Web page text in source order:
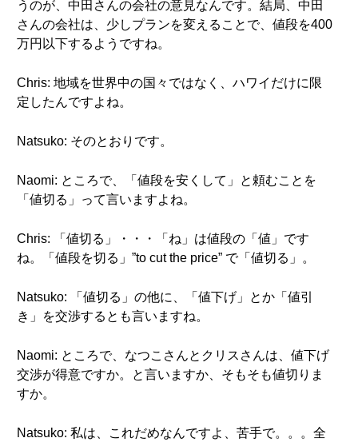
うのが、中田さんの会社の意見なんです。結局、中田
さんの会社は、少しプランを変えることで、値段を400
万円以下するようですね。
Chris: 地域を世界中の国々ではなく、ハワイだけに限
定したんですよね。
Natsuko: そのとおりです。
Naomi: ところで、「値段を安くして」と頼むことを
「値切る」って言いますよね。
Chris: 「値切る」・・・「ね」は値段の「値」です
ね。「値段を切る」”to cut the price” で「値切る」。
Natsuko: 「値切る」の他に、「値下げ」とか「値引
き」を交渉するとも言いますね。
Naomi: ところで、なつこさんとクリスさんは、値下げ
交渉が得意ですか。と言いますか、そもそも値切りま
すか。
Natsuko: 私は、これだめなんですよ、苦手で。。。全